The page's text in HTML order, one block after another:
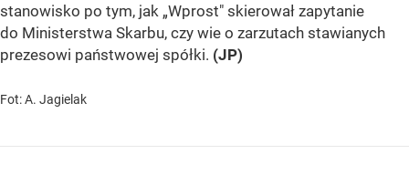
stanowisko po tym, jak „Wprost" skierował zapytanie
do Ministerstwa Skarbu, czy wie o zarzutach stawianych
prezesowi państwowej spółki. (JP)
Fot: A. Jagielak